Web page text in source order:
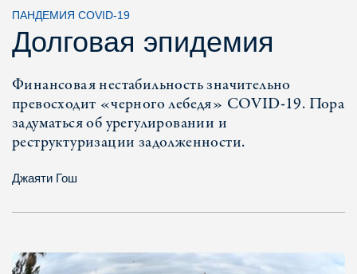
ПАНДЕМИЯ COVID-19
Долговая эпидемия
Финансовая нестабильность значительно
превосходит «черного лебедя» COVID-19. Пора
задуматься об урегулировании и
реструктуризации задолженности.
Джаяти Гош